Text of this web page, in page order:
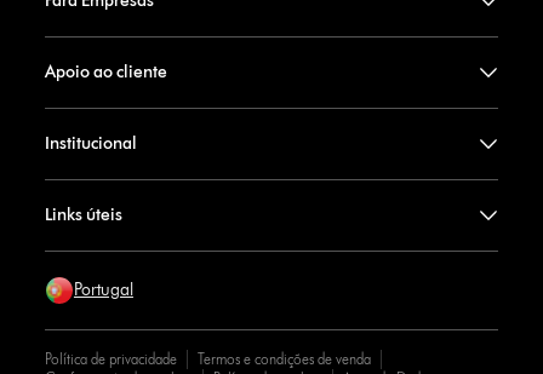
Apoio ao cliente
Institucional
Links úteis
Portugal
Política de privacidade
Termos e condições de venda